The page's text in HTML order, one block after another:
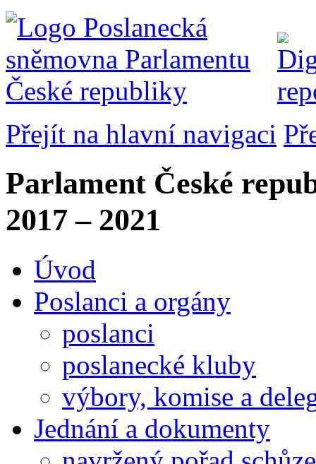
Přejít na hlavní navigaci
Parlament České
2017 – 2021
Úvod
Poslanci a orgány
poslanci
poslanecké kluby
výbory, komise a
Jednání a dokumenty